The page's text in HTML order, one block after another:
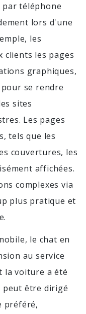
par téléphone
lors d'une
les
clients les pages
graphiques,
se rendre
sites
Les pages
tels que les
couvertures, les
affichées.
complexes via
plus pratique et
le chat en
au service
la voiture a été
peut être dirigé
préféré,